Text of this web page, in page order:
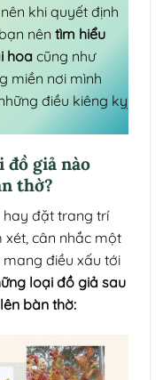
khi quyết định
nên tìm hiểu
hoacũng như
miền nơi mình
điều kiêng kỵ
đồ giả nào
thờ?
hay đặt trang trí
xét, cân nhắc một
điều xấu tới
loại đồ giả sau
bàn thờ: